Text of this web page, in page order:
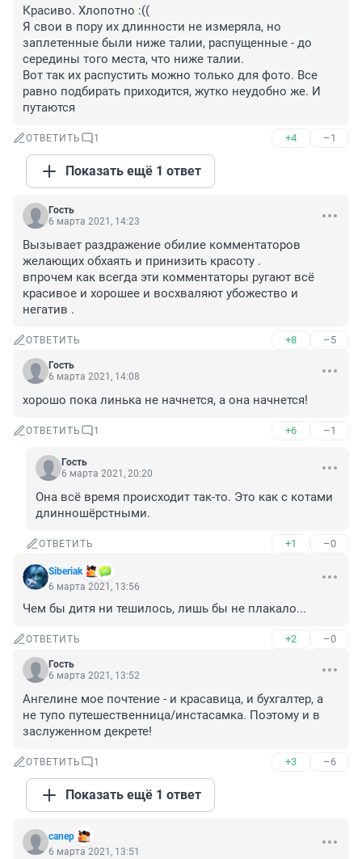
Красиво. Хлопотно :((
Я свои в пору их длинности не измеряла, но
заплетенные были ниже талии, распущенные - до
середины того места, что ниже талии.
Вот так их распустить можно только для фото. Все
равно подбирать приходится, жутко неудобно же. И
путаются
ОТВЕТИТЬ 1 +4 –1
Показать ещё 1 ответ
Гость
6 марта 2021, 14:23
Вызывает раздражение обилие комментаторов
желающих обхаять и принизить красоту .
впрочем как всегда эти комментаторы ругают всё
красивое и хорошее и восхваляют убожество и
негатив .
ОТВЕТИТЬ +8 –5
Гость
6 марта 2021, 14:08
хорошо пока линька не начнется, а она начнется!
ОТВЕТИТЬ 1 +6 –1
Гость
6 марта 2021, 20:20
Она всё время происходит так-то. Это как с котами
длинношёрстными.
ОТВЕТИТЬ +1 –0
Siberiak
6 марта 2021, 13:56
Чем бы дитя ни тешилось, лишь бы не плакало...
ОТВЕТИТЬ +2 –0
Гость
6 марта 2021, 13:52
Ангелине мое почтение - и красавица, и бухгалтер, а
не тупо путешественница/инстасамка. Поэтому и в
заслуженном декрете!
ОТВЕТИТЬ 1 +3 –6
Показать ещё 1 ответ
canep
6 марта 2021, 13:51